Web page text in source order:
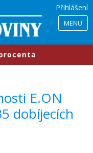
Přihlášení
MENU
E.ON
dobíjecích